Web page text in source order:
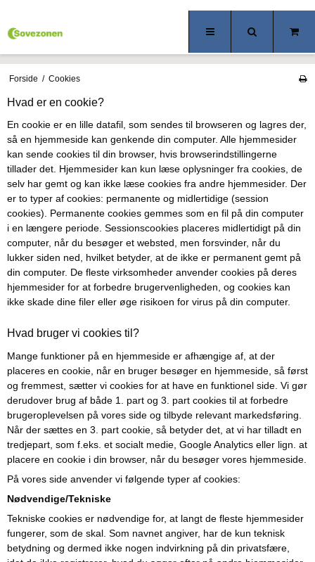
Forside / Cookies
Hvad er en cookie?
En cookie er en lille datafil, som sendes til browseren og lagres der,
så en hjemmeside kan genkende din computer. Alle hjemmesider
kan sende cookies til din browser, hvis browserindstillingerne
tillader det. Hjemmesider kan kun læse oplysninger fra cookies, de
selv har gemt og kan ikke læse cookies fra andre hjemmesider. Der
er to typer af cookies: permanente og midlertidige (session
cookies). Permanente cookies gemmes som en fil på din computer
i en længere periode. Sessionscookies placeres midlertidigt på din
computer, når du besøger et websted, men forsvinder, når du
lukker siden ned, hvilket betyder, at de ikke er permanent gemt på
din computer. De fleste virksomheder anvender cookies på deres
hjemmesider for at forbedre brugervenligheden, og cookies kan
ikke skade dine filer eller øge risikoen for virus på din computer.
Hvad bruger vi cookies til?
Mange funktioner på en hjemmeside er afhængige af, at der
placeres en cookie, når en bruger besøger en hjemmeside, så først
og fremmest, sætter vi cookies for at have en funktionel side. Vi gør
derudover brug af både 1. part og 3. part cookies til at forbedre
brugeroplevelsen på vores side og tilbyde relevant markedsføring.
Når der sættes en 3. part cookie, så betyder det, at vi har tilladt en
tredjepart, som f.eks. et socialt medie, Google Analytics eller lign. at
placere en cookie i din browser, når du besøger vores hjemmeside.
På vores side anvender vi følgende typer af cookies:
Nødvendige/Tekniske
Tekniske cookies er nødvendige for, at langt de fleste hjemmesider
fungerer, som de skal. Som navnet angiver, har de kun teknisk
betydning og dermed ikke nogen indvirkning på din privatsfære,